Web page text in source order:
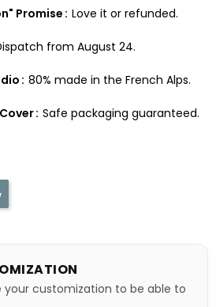
customization to be able to
Promise Love it or refunded.
from August 24.
80% made in the French Alps.
Safe packaging guaranteed.